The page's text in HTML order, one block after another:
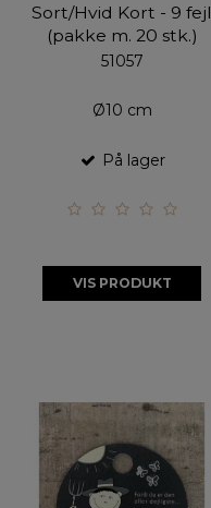
Sort/Hvid Kort - 9 fejl
(pakke m. 20 stk.)
51057
Ø10 cm
På lager
VIS PRODUKT